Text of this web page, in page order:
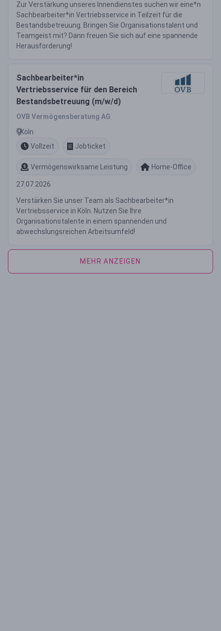
Zur Verstärkung unseres Innendienstes suchen wir eine*n
Sachbearbeiter*in Vertriebsservice in Teilzeit für die
Bestandsbetreuung. Bringen Sie Organisationstalent und
Teamgeist mit? Dann freuen Sie sich auf eine spannende
Herausforderung!
Sachbearbeiter*in
Vertriebsservice für den Bereich
Bestandsbetreuung (m/w/d)
OVB Vermögensberatung AG
Köln
Vollzeit
Jobticket
Vermögenswirksame Leistung Home-Office
27.07.2026
Verstärken Sie unser Team als Sachbearbeiter*in
Vertriebsservice in Köln. Nutzen Sie Ihre
Organisationstalente in einem spannenden und
abwechslungsreichen Arbeitsumfeld!
MEHR ANZEIGEN